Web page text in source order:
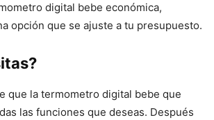
digital bebe económica,
opción que se ajuste a tu presupuesto.
que la termometro digital bebe que
las funciones que deseas. Después